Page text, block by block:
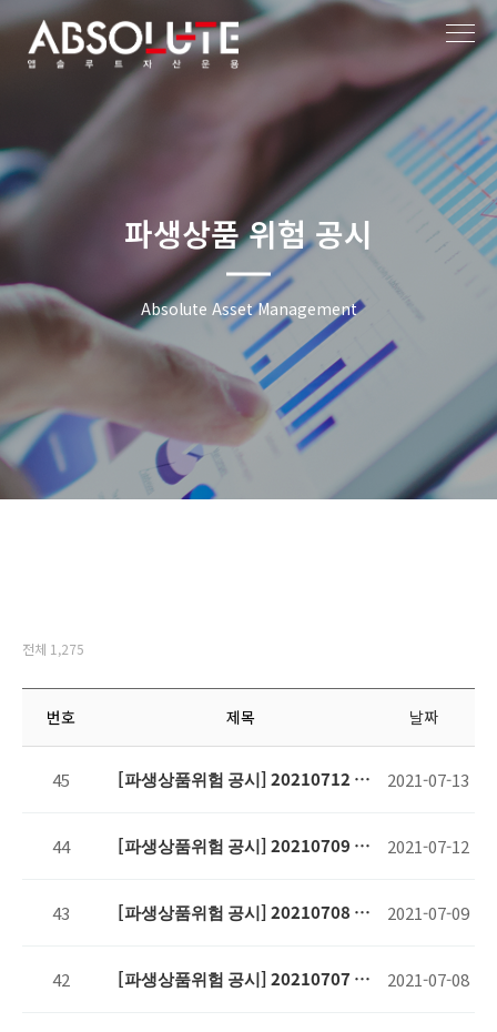
파생상품 위험 공시
Absolute Asset Management
전체 1,275
번호 제목 날짜
45
[파생상품위험 공시] 20210712 기
2021-07-13
44
[파생상품위험 공시] 20210709 기
2021-07-12
43
[파생상품위험 공시] 20210708 기
2021-07-09
42
[파생상품위험 공시] 20210707 기
2021-07-08